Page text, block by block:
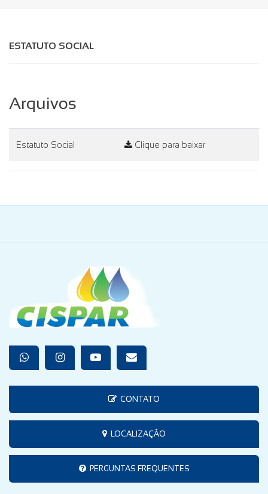
ESTATUTO SOCIAL
Arquivos
Estatuto Social Clique para baixar
CONTATO
LOCALIZAÇÃO
PERGUNTAS FREQUENTES